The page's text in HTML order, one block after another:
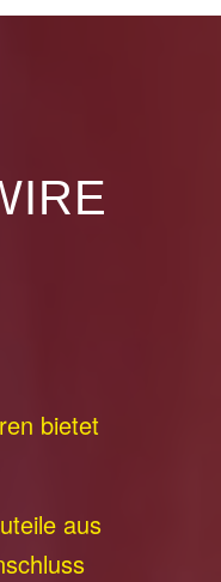
bietet
aus